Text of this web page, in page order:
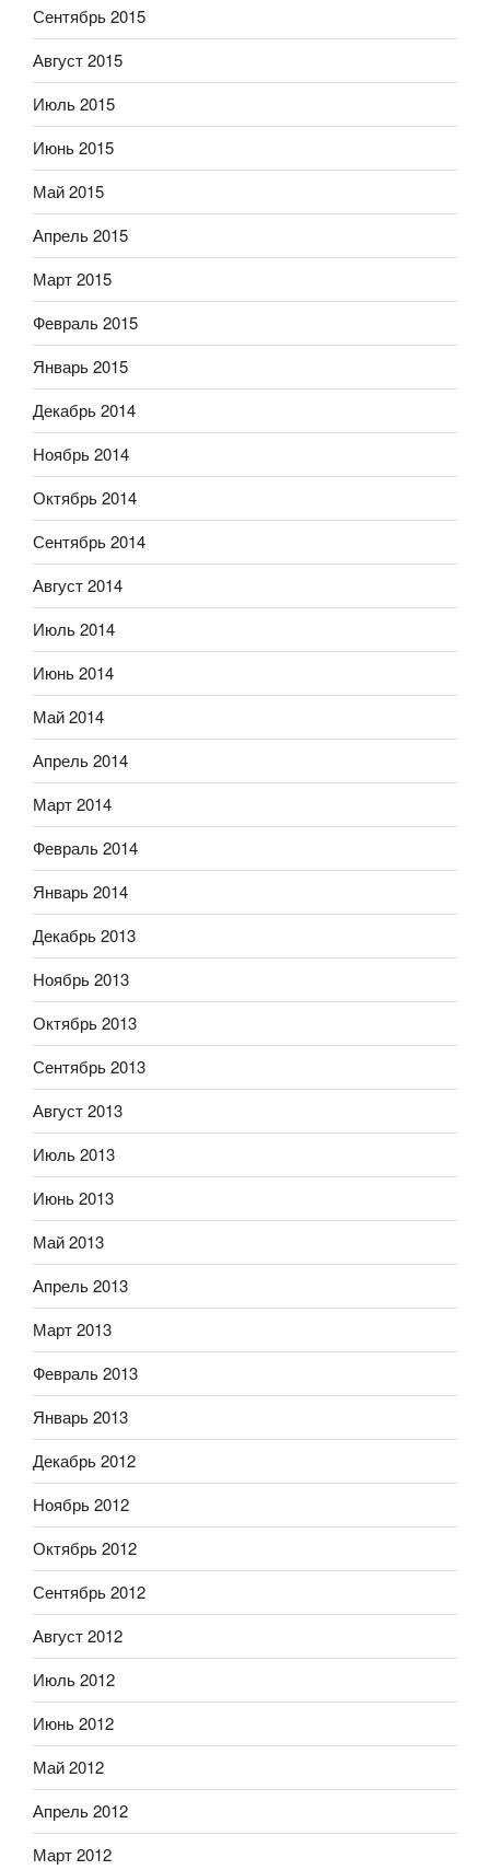
Сентябрь 2015
Август 2015
Июль 2015
Июнь 2015
Май 2015
Апрель 2015
Март 2015
Февраль 2015
Январь 2015
Декабрь 2014
Ноябрь 2014
Октябрь 2014
Сентябрь 2014
Август 2014
Июль 2014
Июнь 2014
Май 2014
Апрель 2014
Март 2014
Февраль 2014
Январь 2014
Декабрь 2013
Ноябрь 2013
Октябрь 2013
Сентябрь 2013
Август 2013
Июль 2013
Июнь 2013
Май 2013
Апрель 2013
Март 2013
Февраль 2013
Январь 2013
Декабрь 2012
Ноябрь 2012
Октябрь 2012
Сентябрь 2012
Август 2012
Июль 2012
Июнь 2012
Май 2012
Апрель 2012
Март 2012